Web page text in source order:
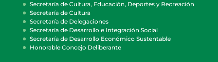
Secretaría de Cultura, Educación, Deportes y Recreación
Secretaría de Cultura
Secretaría de Delegaciones
Secretaría de Desarrollo e Integración Social
Secretaría de Desarrollo Económico Sustentable
Honorable Concejo Deliberante